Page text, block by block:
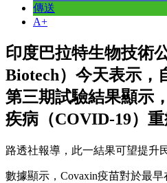
傳送
A+
印度巴拉特生物技術
Biotech）今天表示，
第三期試驗結果顯示
疾病（COVID-19）重
路透社報導，此一結果可望提升
數據顯示，Covaxin疫苗對於最